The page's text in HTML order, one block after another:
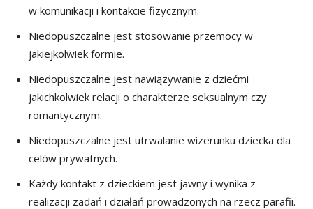
w komunikacji i kontakcie fizycznym.
Niedopuszczalne jest stosowanie przemocy w
jakiejkolwiek formie.
Niedopuszczalne jest nawiązywanie z dziećmi
jakichkolwiek relacji o charakterze seksualnym czy
romantycznym.
Niedopuszczalne jest utrwalanie wizerunku dziecka dla
celów prywatnych.
Każdy kontakt z dzieckiem jest jawny i wynika z
realizacji zadań i działań prowadzonych na rzecz parafii.